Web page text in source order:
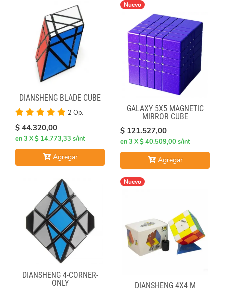
DIANSHENG BLADE CUBE
2 Op.
$ 44.320,00
en 3 X $ 14.773,33 s/int
Agregar
Nuevo
GALAXY 5X5 MAGNETIC
MIRROR CUBE
$ 121.527,00
en 3 X $ 40.509,00 s/int
Agregar
DIANSHENG 4-CORNER-
ONLY
Nuevo
DIANSHENG 4X4 M